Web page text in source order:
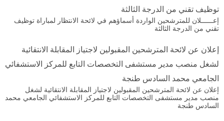
توظيف تقني من الدرجة الثالثة
إعــــــلان للمترشحين الواردة أسماؤهم في لائحة الانتظار لمباراة توظيف
تقني من الدرجة الثالثة
إعلان عن لائحة المترشحين المقبولين لاجتياز المقابلة الانتقائية
لشغل منصب مدير مستشفى التخصصات التابع للمركز الاستشفائي
الجامعي محمد السادس طنجة
إعلان عن لائحة المترشحين المقبولين لاجتياز المقابلة الانتقائية لشغل
منصب مدير مستشفى التخصصات التابع للمركز الاستشفائي الجامعي محمد
السادس طنجة